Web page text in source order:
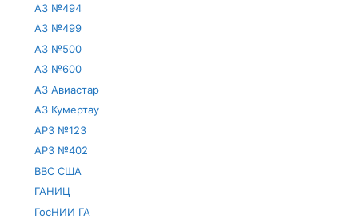
АЗ №494
АЗ №499
АЗ №500
АЗ №600
АЗ Авиастар
АЗ Кумертау
АРЗ №123
АРЗ №402
ВВС США
ГАНИЦ
ГосНИИ ГА